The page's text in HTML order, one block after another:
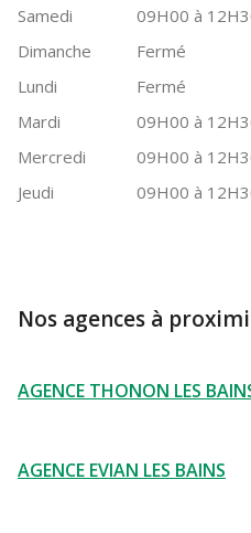
Samedi
09H00 à
Dimanche
Fermé
Lundi
Fermé
Mardi
09H00 à
Mercredi
09H00 à
Jeudi
09H00 à
Nos agences à
AGENCE THONON LES
AGENCE EVIAN LES BAINS